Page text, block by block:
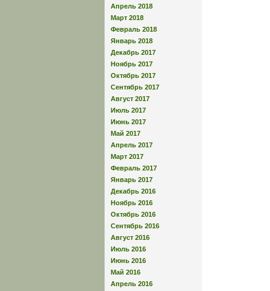
Апрель 2018
Март 2018
Февраль 2018
Январь 2018
Декабрь 2017
Ноябрь 2017
Октябрь 2017
Сентябрь 2017
Август 2017
Июль 2017
Июнь 2017
Май 2017
Апрель 2017
Март 2017
Февраль 2017
Январь 2017
Декабрь 2016
Ноябрь 2016
Октябрь 2016
Сентябрь 2016
Август 2016
Июль 2016
Июнь 2016
Май 2016
Апрель 2016